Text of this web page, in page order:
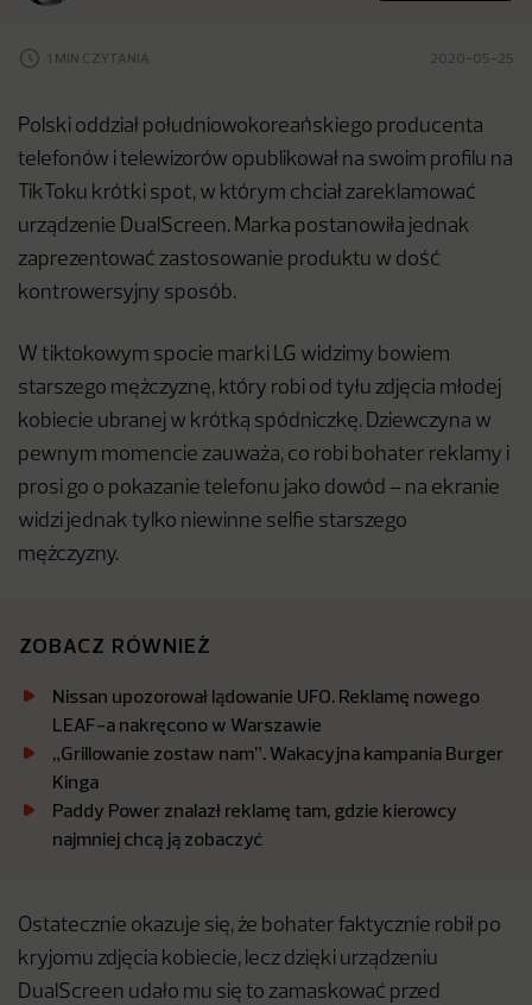
1 MIN CZYTANIA 2020-05-25
Polski oddział południowokoreańskiego producenta
telefonów i telewizorów opublikował na swoim profilu na
TikToku krótki spot, w którym chciał zareklamować
urządzenie DualScreen. Marka postanowiła jednak
zaprezentować zastosowanie produktu w dość
kontrowersyjny sposób.
W tiktokowym spocie marki LG widzimy bowiem
starszego mężczyznę, który robi od tyłu zdjęcia młodej
kobiecie ubranej w krótką spódniczkę. Dziewczyna w
pewnym momencie zauważa, co robi bohater reklamy i
prosi go o pokazanie telefonu jako dowód – na ekranie
widzi jednak tylko niewinne selfie starszego
mężczyzny.
ZOBACZ RÓWNIEŻ
Nissan upozorował lądowanie UFO. Reklamę nowego
LEAF-a nakręcono w Warszawie
„Grillowanie zostaw nam”. Wakacyjna kampania Burger
Kinga
Paddy Power znalazł reklamę tam, gdzie kierowcy
najmniej chcą ją zobaczyć
Ostatecznie okazuje się, że bohater faktycznie robił po
kryjomu zdjęcia kobiecie, lecz dzięki urządzeniu
DualScreen udało mu się to zamaskować przed